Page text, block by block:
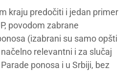
kraju predočiti i jedan primer
povodom zabrane
(izabrani su samo opšti
relevantni i za slučaj
ponosa i u Srbiji, bez